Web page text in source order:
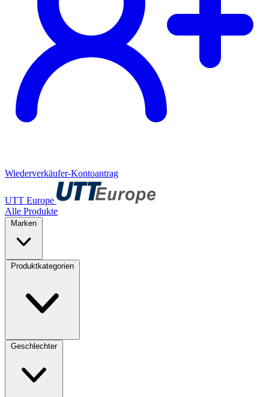
Wiederverkäufer-Kontoantrag
UTT Europe
Alle Produkte
Marken
Produktkategorien
Geschlechter